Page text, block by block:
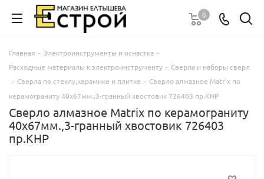
0
Главная - Электроинструменты и оснастка -
Расходные материалы к электроинструменту - Сверла и наборы сверл
- Сверла по стеклу,керамике и плитке - Сверло алмазное Matrix по
керамограниту 40х67мм.,3-гранный хвостовик 726403 пр.КНР
Сверло алмазное Matrix по керамограниту
40х67мм.,3-гранный хвостовик 726403
пр.КНР